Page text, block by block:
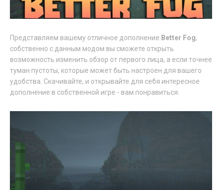
Представляем вашему отличное дополнение Better Fog,
собственно с данным модом вы сможете открыть
возможность изменить обзор от первого лица, а если точнее
туман пустоты, которые может быть настроен для вашего
удобства. Скачивайте, и открывайте для себя интересное
дополнение в собственной игре - вам понравиться.